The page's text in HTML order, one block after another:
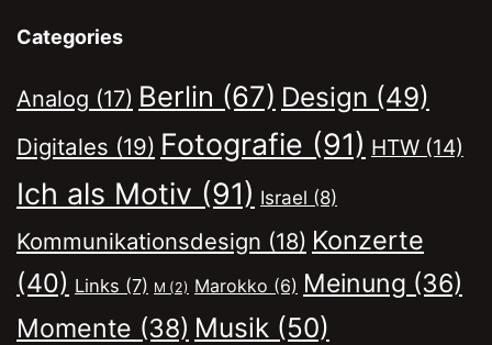
Categories
Analog (17) Berlin (67) Design (49)
Digitales (19) Fotografie (91) HTW (14)
Ich als Motiv (91) Israel (8)
Kommunikationsdesign (18) Konzerte
(40) Links (7) M (2) Marokko (6) Meinung (36)
Momente (38) Musik (50)